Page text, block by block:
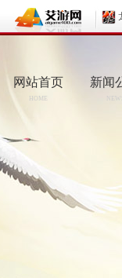
网站首页
HOME
新闻
NEWS